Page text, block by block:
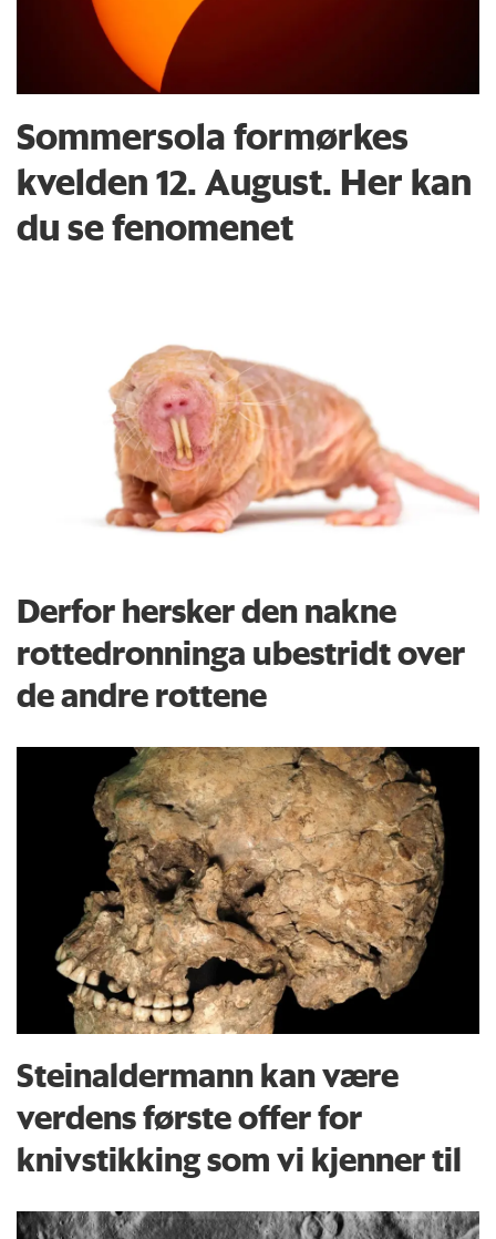
Sommersola formørkes
kvelden 12. August. Her kan
du se fenomenet
Derfor hersker den nakne
rottedronninga ubestridt over
de andre rottene
Steinaldermann kan være
verdens første offer for
knivstikking som vi kjenner til